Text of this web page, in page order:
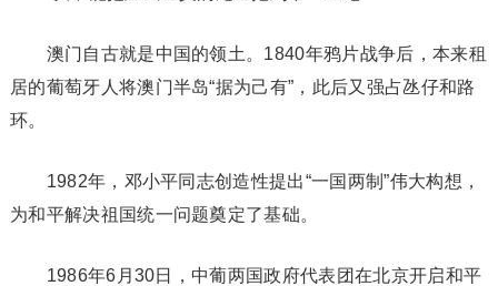
澳门自古就是中国的领土。1840年鸦片战争后，本来租
居的葡萄牙人将澳门半岛“据为己有”，此后又强占氹仔和路
环。
1982年，邓小平同志创造性提出“一国两制”伟大构想，
为和平解决祖国统一问题奠定了基础。
1986年6月30日，中葡两国政府代表团在北京开启和平